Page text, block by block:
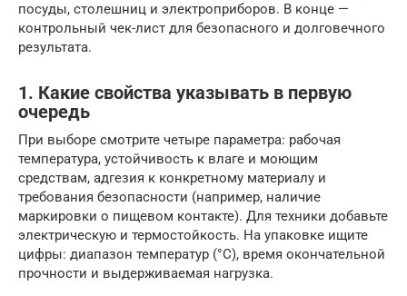
посуды, столешниц и электроприборов. В конце —
контрольный чек-лист для безопасного и долговечного
результата.
1. Какие свойства указывать в первую
очередь
При выборе смотрите четыре параметра: рабочая
температура, устойчивость к влаге и моющим
средствам, адгезия к конкретному материалу и
требования безопасности (например, наличие
маркировки о пищевом контакте). Для техники добавьте
электрическую и термостойкость. На упаковке ищите
цифры: диапазон температур (°C), время окончательной
прочности и выдерживаемая нагрузка.